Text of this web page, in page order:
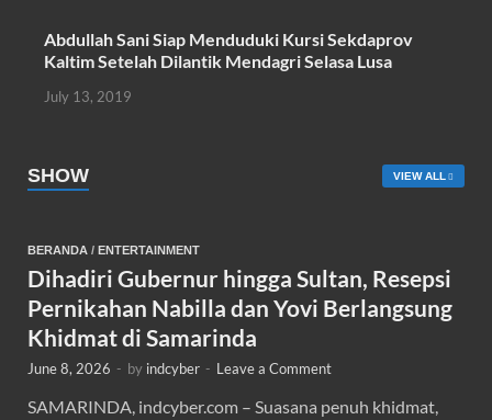
Abdullah Sani Siap Menduduki Kursi Sekdaprov
Kaltim Setelah Dilantik Mendagri Selasa Lusa
July 13, 2019
SHOW VIEW ALL
BERANDA / ENTERTAINMENT
Dihadiri Gubernur hingga Sultan, Resepsi
Pernikahan Nabilla dan Yovi Berlangsung
Khidmat di Samarinda
June 8, 2026 - by indcyber - Leave a Comment
SAMARINDA, indcyber.com – Suasana penuh khidmat,